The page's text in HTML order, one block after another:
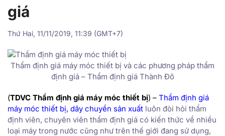
giá
Thứ Hai, 11/11/2019, 11:39 (GMT+7)
Thẩm định giá máy móc thiết bị và các phương pháp thẩm
định giá – Thẩm định giá Thành Đô
(TDVC Thẩm định giá máy móc thiết bị) – Thẩm định giá
máy móc thiết bị, dây chuyền sản xuất luôn đòi hỏi thẩm
định viên, chuyên viên thẩm định giá có kiến thức về nhiều
loại máy trong nước cũng như trên thế giới đang sử dụng,